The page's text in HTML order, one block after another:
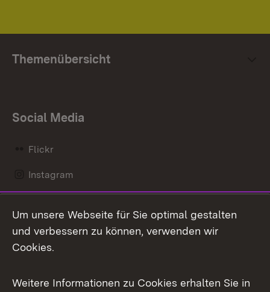
Themenübersicht
Social Media
Flickr
Instagram
Mastodon
Messenger
Social Wall
Um unsere Webseite für Sie optimal gestalten
und verbessern zu können, verwenden wir
Cookies.
Weitere Informationen zu Cookies erhalten Sie in